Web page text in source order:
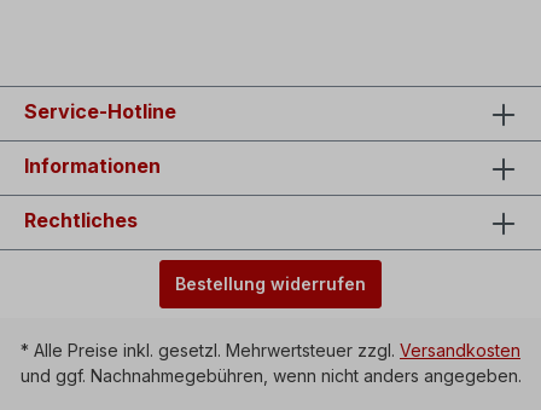
Service-Hotline
Informationen
Rechtliches
Bestellung widerrufen
* Alle Preise inkl. gesetzl. Mehrwertsteuer zzgl. Versandkosten
und ggf. Nachnahmegebühren, wenn nicht anders angegeben.